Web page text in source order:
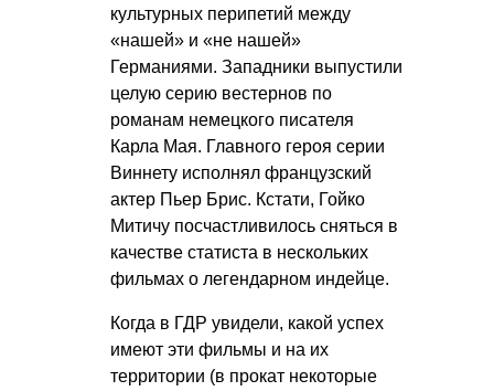
культурных перипетий между
«нашей» и «не нашей»
Германиями. Западники выпустили
целую серию вестернов по
романам немецкого писателя
Карла Мая. Главного героя серии
Виннету исполнял французский
актер Пьер Брис. Кстати, Гойко
Митичу посчастливилось сняться в
качестве статиста в нескольких
фильмах о легендарном индейце.
Когда в ГДР увидели, какой успех
имеют эти фильмы и на их
территории (в прокат некоторые